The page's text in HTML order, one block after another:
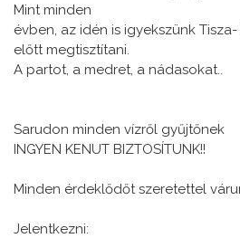
Mint minden
évben, az idén is igyekszünk
előtt megtisztítani.
A partot, a medret, a nádasokat..
Sarudon minden vízről gyűjtőnek
INGYEN KENUT BIZTOSÍTUNK!!
Minden érdeklődőt szeretettel
Jelentkezni: